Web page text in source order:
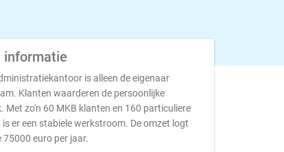
informatie
is alleen de eigenaar
Klanten waarderen de persoonlijke
Met zo'n 60 MKB klanten en 160 particuliere
is er een stabiele werkstroom. De omzet logt
75000 euro per jaar.